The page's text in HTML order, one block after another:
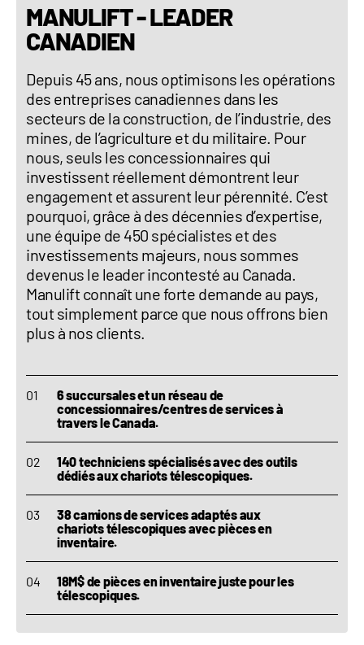
MANULIFT - LEADER
CANADIEN
Depuis 45 ans, nous optimisons les opérations
des entreprises canadiennes dans les
secteurs de la construction, de l’industrie, des
mines, de l’agriculture et du militaire. Pour
nous, seuls les concessionnaires qui
investissent réellement démontrent leur
engagement et assurent leur pérennité. C’est
pourquoi, grâce à des décennies d’expertise,
une équipe de 450 spécialistes et des
investissements majeurs, nous sommes
devenus le leader incontesté au Canada.
Manulift connaît une forte demande au pays,
tout simplement parce que nous offrons bien
plus à nos clients.
6 succursales et un réseau de
concessionnaires/centres de services à
travers le Canada.
140 techniciens spécialisés avec des outils
dédiés aux chariots télescopiques.
38 camions de services adaptés aux
chariots télescopiques avec pièces en
inventaire.
18M$ de pièces en inventaire juste pour les
télescopiques.